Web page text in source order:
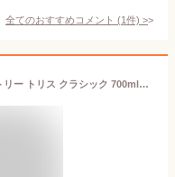
全てのおすすめコメント (1件) >
トリス ウイスキー 化粧箱付き サントリー トリス クラシック 700ml×1本『OMS』